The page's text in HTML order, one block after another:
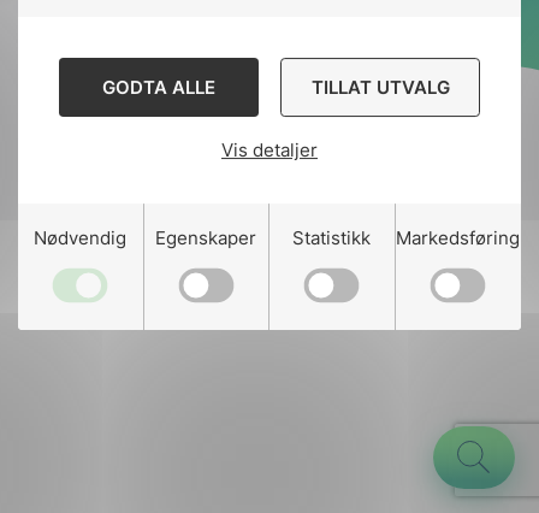
GODTA ALLE TILLAT UTVALG
Vis detaljer
Nødvendig Egenskaper Statistikk Markedsføring
Designed and developed
Stem Agency